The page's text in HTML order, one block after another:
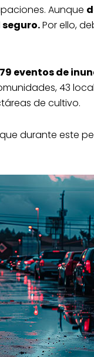
Aunque
Por ello,
eventos de
43
de cultivo.
durante este